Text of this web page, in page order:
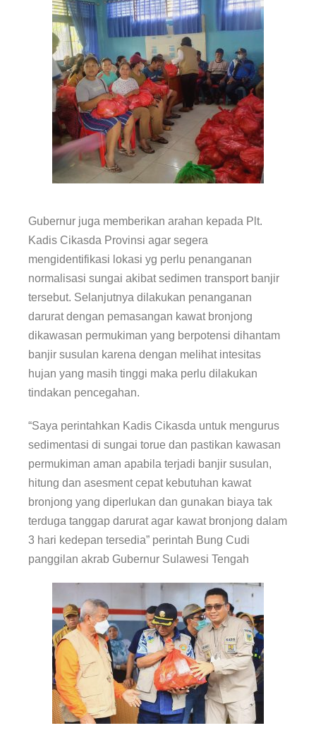
Gubernur juga memberikan arahan kepada Plt.
Kadis Cikasda Provinsi agar segera
mengidentifikasi lokasi yg perlu penanganan
normalisasi sungai akibat sedimen transport banjir
tersebut. Selanjutnya dilakukan penanganan
darurat dengan pemasangan kawat bronjong
dikawasan permukiman yang berpotensi dihantam
banjir susulan karena dengan melihat intesitas
hujan yang masih tinggi maka perlu dilakukan
tindakan pencegahan.
“Saya perintahkan Kadis Cikasda untuk mengurus
sedimentasi di sungai torue dan pastikan kawasan
permukiman aman apabila terjadi banjir susulan,
hitung dan asesment cepat kebutuhan kawat
bronjong yang diperlukan dan gunakan biaya tak
terduga tanggap darurat agar kawat bronjong dalam
3 hari kedepan tersedia” perintah Bung Cudi
panggilan akrab Gubernur Sulawesi Tengah